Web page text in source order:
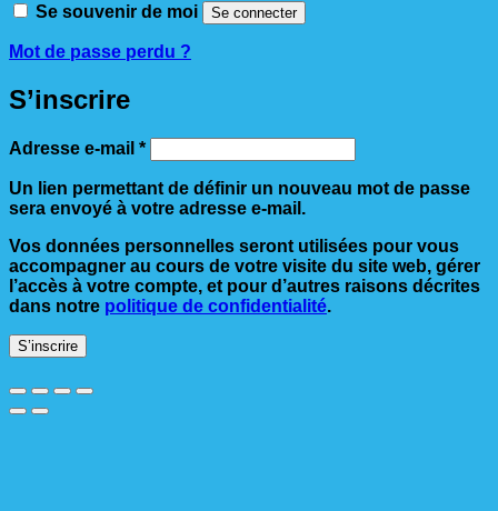
Se souvenir de moi Se connecter
Mot de passe perdu ?
S’inscrire
Adresse e-mail *Obligatoire
Un lien permettant de définir un nouveau mot de passe
sera envoyé à votre adresse e-mail.
Vos données personnelles seront utilisées pour vous
accompagner au cours de votre visite du site web, gérer
l’accès à votre compte, et pour d’autres raisons décrites
dans notre politique de confidentialité.
S’inscrire